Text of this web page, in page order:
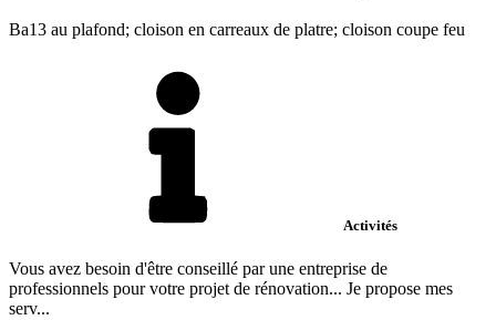
Ba13 au plafond; cloison en carreaux de platre; cloison coupe feu
Activités
Vous avez besoin d'être conseillé par une entreprise de
professionnels pour votre projet de rénovation... Je propose mes
serv...